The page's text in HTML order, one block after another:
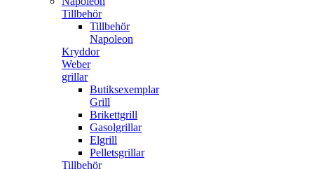
Tillbehör
Tillbehör
Napoleon
Kryddor
Weber
grillar
Butiksexemplar
Grill
Brikettgrill
Gasolgrillar
Elgrill
Pelletsgrillar
Tillbehör